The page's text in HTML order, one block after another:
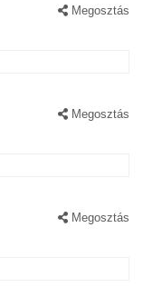
Megosztás
Megosztás
Megosztás